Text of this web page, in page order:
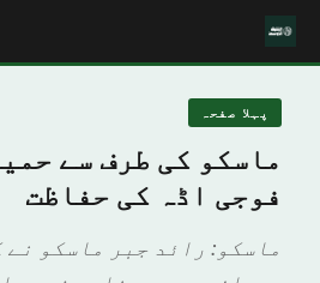
پہلا صفحہ
ماسکو کی طرف سے
فوجی اڈہ کی حفاظت
ماسکو: رائد جبر ماسکو نے